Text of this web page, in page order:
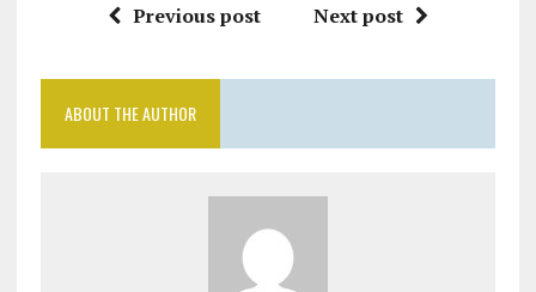
Previous post Next post
ABOUT THE AUTHOR